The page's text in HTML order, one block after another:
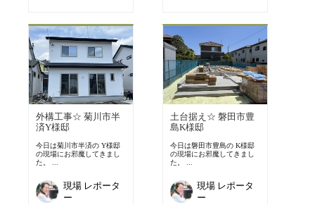
外構工事☆ 菊川市半
済Y様邸
今日は菊川市半済の Y様邸
の現場にお邪魔してきまし
た。 ...
現場 レポータ
ー
土台据え☆ 磐田市豊
島K様邸
今日は磐田市豊島の K様邸
の現場にお邪魔してきまし
た。 ...
現場 レポータ
ー